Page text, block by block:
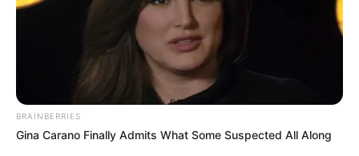
BRAINBERRIES
Gina Carano Finally Admits What Some Suspected All Along